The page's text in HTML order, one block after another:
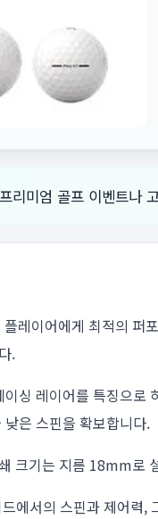
리미엄 골프 이벤트나
레이어에게 최적의
.
싱 레이어를 특징으
은 스핀을 확보합니다.
크기는 지름 18mm로
에서의 스핀과 제어력